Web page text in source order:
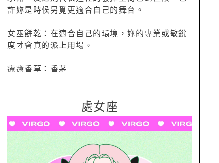
許妳是時候另覓更適合自己的舞台。
女巫餅乾：在適合自己的環境，妳的專業或敏銳
度才會真的派上用場。
療癒香草：香茅
處女座